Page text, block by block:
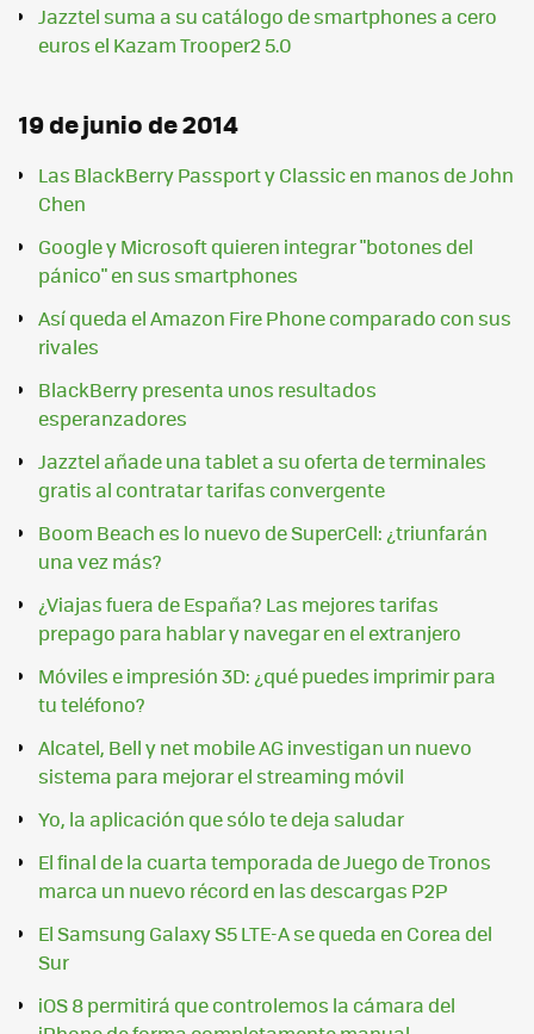
Jazztel suma a su catálogo de smartphones a cero
euros el Kazam Trooper2 5.0
19 de junio de 2014
Las BlackBerry Passport y Classic en manos de John
Chen
Google y Microsoft quieren integrar "botones del
pánico" en sus smartphones
Así queda el Amazon Fire Phone comparado con sus
rivales
BlackBerry presenta unos resultados
esperanzadores
Jazztel añade una tablet a su oferta de terminales
gratis al contratar tarifas convergente
Boom Beach es lo nuevo de SuperCell: ¿triunfarán
una vez más?
¿Viajas fuera de España? Las mejores tarifas
prepago para hablar y navegar en el extranjero
Móviles e impresión 3D: ¿qué puedes imprimir para
tu teléfono?
Alcatel, Bell y net mobile AG investigan un nuevo
sistema para mejorar el streaming móvil
Yo, la aplicación que sólo te deja saludar
El final de la cuarta temporada de Juego de Tronos
marca un nuevo récord en las descargas P2P
El Samsung Galaxy S5 LTE-A se queda en Corea del
Sur
iOS 8 permitirá que controlemos la cámara del